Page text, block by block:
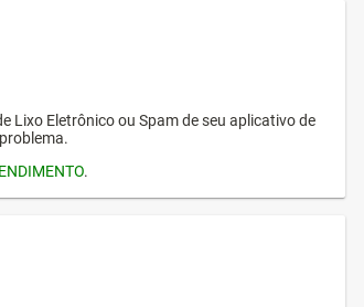
Lixo Eletrônico ou Spam de seu aplicativo de
.